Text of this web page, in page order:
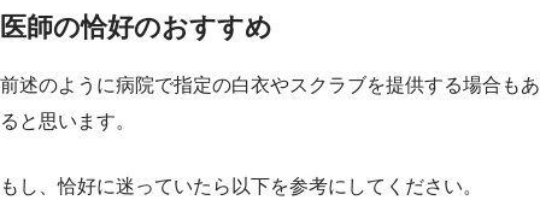
医師の恰好のおすすめ
前述のように病院で指定の白衣やスクラブを提供する場合もあ
ると思います。
もし、恰好に迷っていたら以下を参考にしてください。